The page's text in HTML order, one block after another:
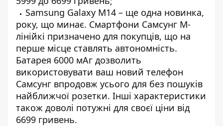
Samsung Galaxy M14 – ще одна новинка,
року, що минає. Смартфони Самсунг М-
лінійкі призначено для покупців, що на
перше місце ставлять автономність.
Батарея 6000 мАг дозволить
використовувати ваш новий телефон
Самсунг впродовж усього для без пошуків
найближчої розетки. Інші характеристики
також доволі потужні для своєї ціни від
6699 гривень.